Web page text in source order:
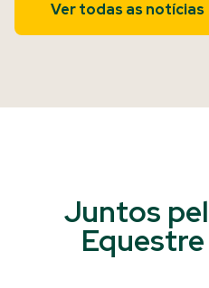
Ver todas as notícias
Juntos